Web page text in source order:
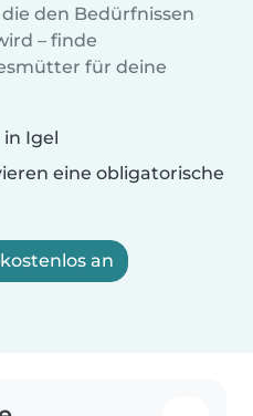
den Bedürfnissen
– finde
für deine
Igel
eine obligatorische
an